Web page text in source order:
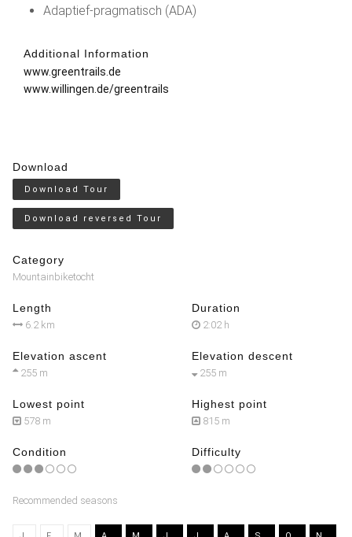
Adaptief-pragmatisch (ADA)
Additional Information
www.greentrails.de
www.willingen.de/greentrails
Download
Download Tour
Download reversed Tour
Category
Mountainbiketocht
Length
6.2 km
Duration
2:02 h
Elevation ascent
255 m
Elevation descent
255 m
Lowest point
578 m
Highest point
815 m
Condition Difficulty
Recommended seasons